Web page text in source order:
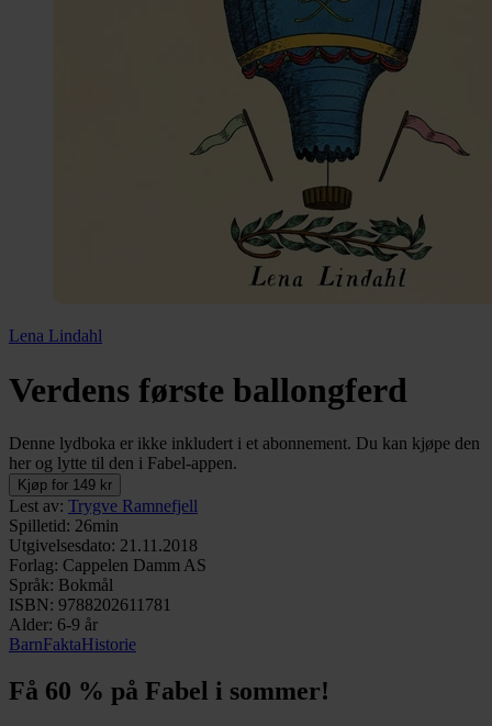
Lena Lindahl
Verdens første ballongferd
Denne lydboka er ikke inkludert i et abonnement. Du kan kjøpe den
her og lytte til den i Fabel-appen.
Kjøp for 149 kr
Lest av: Trygve Ramnefjell
Spilletid: 26min
Utgivelsesdato: 21.11.2018
Forlag: Cappelen Damm AS
Språk: Bokmål
ISBN: 9788202611781
Alder: 6-9 år
BarnFaktaHistorie
Få 60 % på Fabel i sommer!